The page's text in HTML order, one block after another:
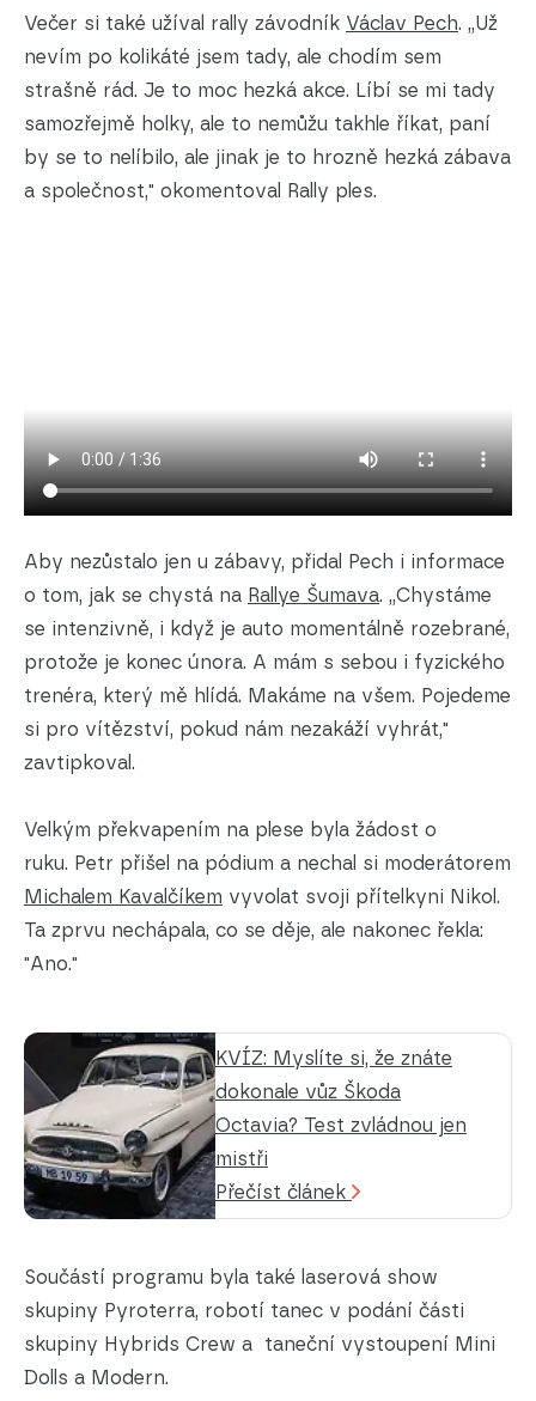
Večer si také užíval rally závodník Václav Pech. „Už
nevím po kolikáté jsem tady, ale chodím sem
strašně rád. Je to moc hezká akce. Líbí se mi tady
samozřejmě holky, ale to nemůžu takhle říkat, paní
by se to nelíbilo, ale jinak je to hrozně hezká zábava
a společnost," okomentoval Rally ples.
Aby nezůstalo jen u zábavy, přidal Pech i informace
o tom, jak se chystá na Rallye Šumava. „Chystáme
se intenzivně, i když je auto momentálně rozebrané,
protože je konec února. A mám s sebou i fyzického
trenéra, který mě hlídá. Makáme na všem. Pojedeme
si pro vítězství, pokud nám nezakáží vyhrát,"
zavtipkoval.
Velkým překvapením na plese byla žádost o
ruku. Petr přišel na pódium a nechal si moderátorem
Michalem Kavalčíkem vyvolat svoji přítelkyni Nikol.
Ta zprvu nechápala, co se děje, ale nakonec řekla:
"Ano."
KVÍZ: Myslíte si, že znáte
dokonale vůz Škoda
Octavia? Test zvládnou jen
mistři
Přečíst článek
Součástí programu byla také laserová show
skupiny Pyroterra, robotí tanec v podání části
skupiny Hybrids Crew a taneční vystoupení Mini
Dolls a Modern.